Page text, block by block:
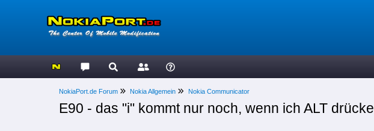
NokiaPort.de Forum Nokia Allgemein Nokia Communicator
E90 - das "i" kommt nur noch, wenn ich ALT drücke